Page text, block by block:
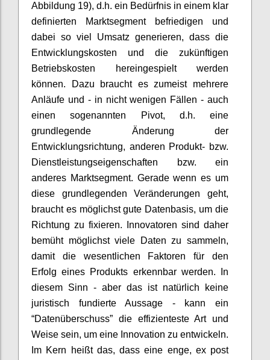
Abbildung 19), d.h. ein Bedürfnis in einem klar
definierten Marktsegment befriedigen und
dabei so viel Umsatz generieren, dass die
Entwicklungskosten und die zukünftigen
Betriebskosten hereingespielt werden
können. Dazu braucht es zumeist mehrere
Anläufe und - in nicht wenigen Fällen - auch
einen sogenannten Pivot, d.h. eine
grundlegende Änderung der
Entwicklungsrichtung, anderen Produkt- bzw.
Dienstleistungseigenschaften bzw. ein
anderes Marktsegment. Gerade wenn es um
diese grundlegenden Veränderungen geht,
braucht es möglichst gute Datenbasis, um die
Richtung zu fixieren. Innovatoren sind daher
bemüht möglichst viele Daten zu sammeln,
damit die wesentlichen Faktoren für den
Erfolg eines Produkts erkennbar werden. In
diesem Sinn - aber das ist natürlich keine
juristisch fundierte Aussage - kann ein
“Datenüberschuss” die effizienteste Art und
Weise sein, um eine Innovation zu entwickeln.
Im Kern heißt das, dass eine enge, ex post